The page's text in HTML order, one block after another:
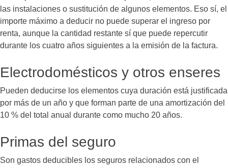
las instalaciones o sustitución de algunos elementos. Eso sí, el
importe máximo a deducir no puede superar el ingreso por
renta, aunque la cantidad restante sí que puede repercutir
durante los cuatro años siguientes a la emisión de la factura.
Electrodomésticos y otros enseres
Pueden deducirse los elementos cuya duración está justificada
por más de un año y que forman parte de una amortización del
10 % del total anual durante como mucho 20 años.
Primas del seguro
Son gastos deducibles los seguros relacionados con el